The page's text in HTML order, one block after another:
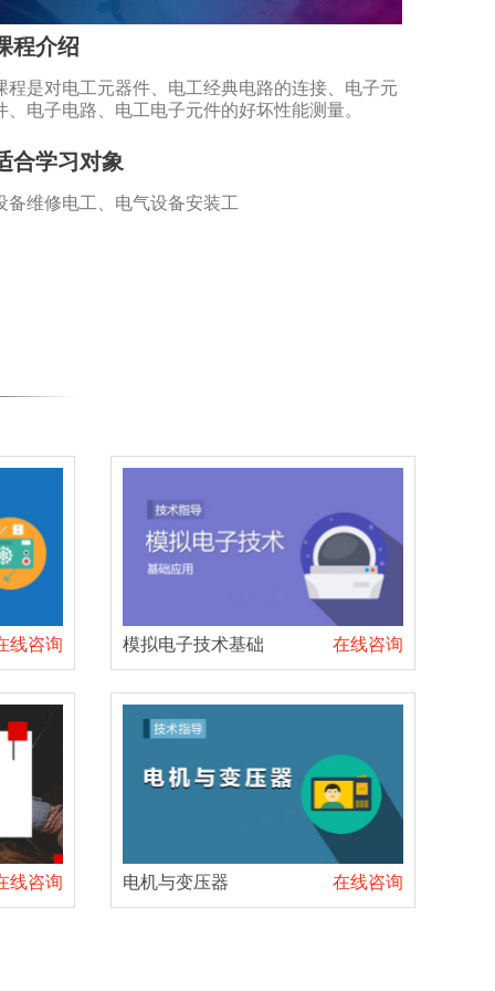
程介绍
程是对电工元器件、电工经典电路的连接、电子元
、电子电路、电工电子元件的好坏性能测量。
合学习对象
备维修电工、电气设备安装工
线咨询 模拟电子技术基础 在线咨询
线咨询 电机与变压器 在线咨询